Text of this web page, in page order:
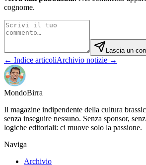
cognome.
Lascia un
← Indice articoliArchivio notizie →
MondoBirra
Il magazine indipendente della cultura
senza inseguire nessuno. Senza sponsor,
logiche editoriali: ci muove solo la passione.
Naviga
Archivio